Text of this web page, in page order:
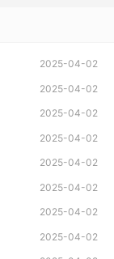
2025-04-02
2025-04-02
2025-04-02
2025-04-02
2025-04-02
2025-04-02
2025-04-02
2025-04-02